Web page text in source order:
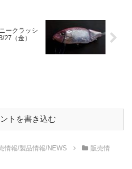
ークラッシ
27（金）
トを書き込む
情報/製品情報/NEWS
販売情